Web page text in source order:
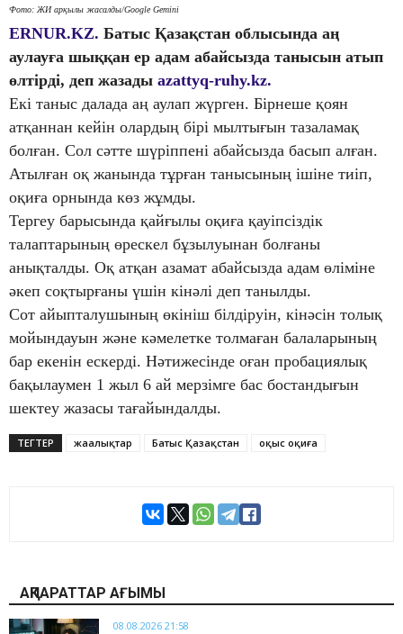
Фото: ЖИ арқылы жасалды/Google Gemini
ERNUR.KZ. Батыс Қазақстан облысында аң
аулауға шыққан ер адам абайсызда танысын атып
өлтірді, деп жазады azattyq-ruhy.kz.
Екі таныс далада аң аулап жүрген. Бірнеше қоян
атқаннан кейін олардың бірі мылтығын тазаламақ
болған. Сол сәтте шүріппені абайсызда басып алған.
Атылған оқ жанында тұрған танысының ішіне тиіп,
оқиға орнында көз жұмды.
Тергеу барысында қайғылы оқиға қауіпсіздік
талаптарының өрескел бұзылуынан болғаны
анықталды. Оқ атқан азамат абайсызда адам өліміне
әкеп соқтырғаны үшін кінәлі деп танылды.
Сот айыпталушының өкініш білдіруін, кінәсін толық
мойындауын және кәмелетке толмаған балаларының
бар екенін ескерді. Нәтижесінде оған пробациялық
бақылаумен 1 жыл 6 ай мерзімге бас бостандығын
шектеу жазасы тағайындалды.
ТЕГТЕР жаңалықтар Батыс Қазақстан оқыс оқиға
АҚПАРАТТАР АҒЫМЫ
08.08.2026 21:58